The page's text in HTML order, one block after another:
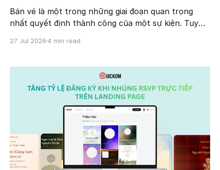
Bán vé là một trong những giai đoạn quan trọng
nhất quyết định thành công của một sự kiện. Tuy
như thất thoát doanh thu, quá tải hệ thống, gian lận
27 Jul 2026 4 min read